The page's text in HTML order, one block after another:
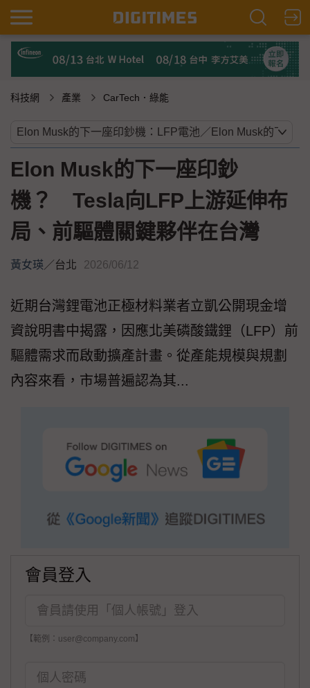
科技網 產業 CarTech．綠能
Elon Musk的下一座印鈔
機？ Tesla向LFP上游延伸布
局、前驅體關鍵夥伴在台灣
黃女瑛／台北 2026/06/12
近期台灣鋰電池正極材料業者立凱公開現金增
資說明書中揭露，因應北美磷酸鐵鋰（LFP）前
驅體需求而啟動擴產計畫。從產能規模與規劃
內容來看，市場普遍認為其...
會員登入
【範例：user@company.com】